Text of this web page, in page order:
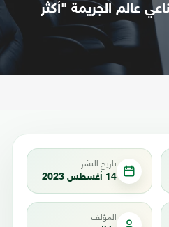
عالم الجريمة "أكثر
تاريخ النشر
14 أغسطس 2023
المؤلف